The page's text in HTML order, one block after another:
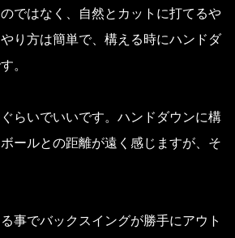
ではなく、自然とカットに打てるや
やり方は簡単で、構える時にハンドダ
。
らいでいいです。 ハンドダウンに構
ールとの距離が遠く感じますが、そ
事でバックスイングが勝手にアウト